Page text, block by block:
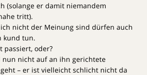
(solange er damit niemandem
tritt).
nicht der Meinung sind dürfen auch
kund tun.
passiert, oder?
nun nicht auf an ihn gerichtete
– er ist vielleicht schlicht nicht da